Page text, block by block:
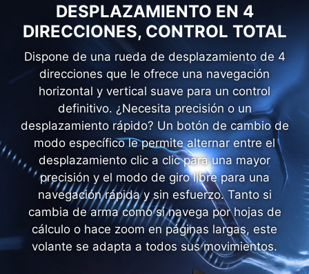
DESPLAZAMIENTO EN 4
DIRECCIONES, CONTROL TOTAL
Dispone de una rueda de desplazamiento de 4
direcciones que le ofrece una navegación
horizontal y vertical suave para un control
definitivo. ¿Necesita precisión o un
desplazamiento rápido? Un botón de cambio de
modo específico le permite alternar entre el
desplazamiento clic a clic para una mayor
precisión y el modo de giro libre para una
navegación rápida y sin esfuerzo. Tanto si
cambia de arma como si navega por hojas de
cálculo o hace zoom en páginas largas, este
volante se adapta a todos sus movimientos.